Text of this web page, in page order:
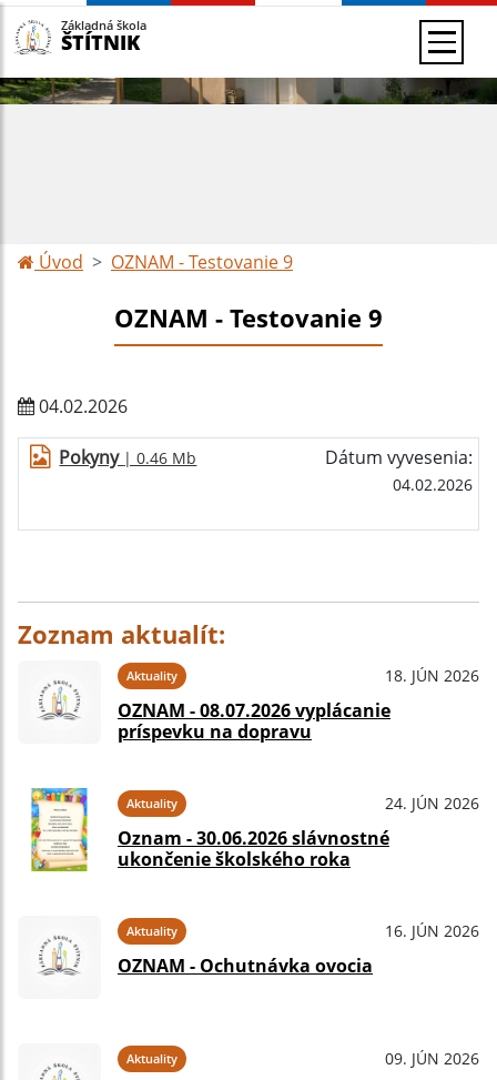
Základná škola
ŠTÍTNIK
Úvod OZNAM - Testovanie 9
OZNAM - Testovanie 9
04.02.2026
Pokyny | 0.46 Mb Dátum vyvesenia:
04.02.2026
Zoznam aktualít:
Aktuality 18. JÚN 2026
OZNAM - 08.07.2026 vyplácanie
príspevku na dopravu
Aktuality 24. JÚN 2026
Oznam - 30.06.2026 slávnostné
ukončenie školského roka
Aktuality 16. JÚN 2026
OZNAM - Ochutnávka ovocia
Aktuality 09. JÚN 2026